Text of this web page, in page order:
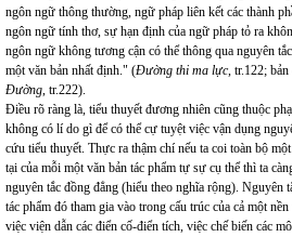
ngôn ngữ thông thường, ngữ pháp liên kết các thành
ngôn ngữ tính thơ, sự hạn định của ngữ pháp tỏ ra
ngôn ngữ không tương cận có thể thông qua nguyên
một văn bản nhất định." (Đường thi ma lực, tr.122;
Đường, tr.222).
Điều rõ ràng là, tiểu thuyết đương nhiên cũng thuộc
không có lí do gì để có thể cự tuyệt việc vận dụng
cứu tiểu thuyết. Thực ra thậm chí nếu ta coi toàn bộ
tại của mỗi một văn bản tác phẩm tự sự cụ thể thì ta
nguyên tắc đồng đẳng (hiểu theo nghĩa rộng). Nguyên
tác phẩm đó tham gia vào trong cấu trúc của cả một
việc viện dẫn các điển cố-điển tích, việc chế biến các